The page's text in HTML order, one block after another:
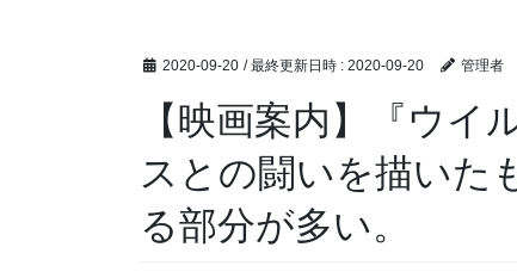
2020-09-20 / 最終更新日時 : 2020-09-20 管理者
【映画案内】『ウ
スとの闘いを描いた
る部分が多い。